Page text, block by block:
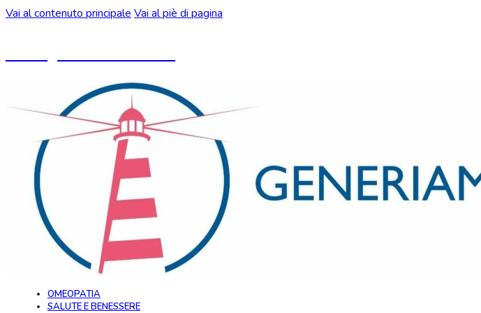
Vai al contenuto principale Vai al piè di pagina
OMEOPATIA
SALUTE E BENESSERE